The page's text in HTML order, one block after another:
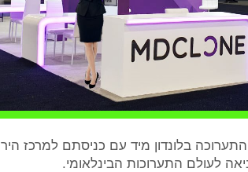
בלונדון מיד עם כניסתם למרכז
לעולם התערוכות הבינלאומי.